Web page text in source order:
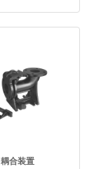
耦合装置